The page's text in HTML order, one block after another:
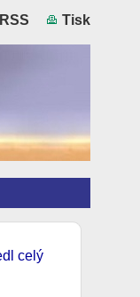
RSS Tisk
celý